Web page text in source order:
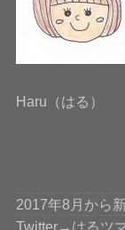
Haru（はる）
2017年8月から
Twitter→はるツ